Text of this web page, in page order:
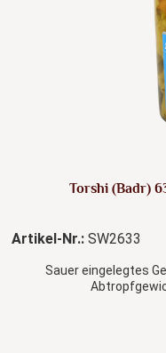
Torshi (Badr)
Artikel-Nr.: SW2633
Sauer eingelegtes